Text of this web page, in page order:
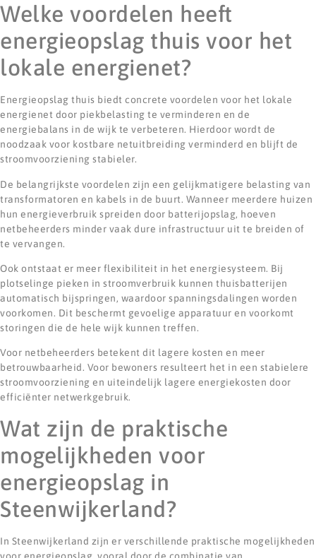
Welke voordelen heeft
energieopslag thuis voor het
lokale energienet?
Energieopslag thuis biedt concrete voordelen voor het lokale
energienet door piekbelasting te verminderen en de
energiebalans in de wijk te verbeteren. Hierdoor wordt de
noodzaak voor kostbare netuitbreiding verminderd en blijft de
stroomvoorziening stabieler.
De belangrijkste voordelen zijn een gelijkmatigere belasting van
transformatoren en kabels in de buurt. Wanneer meerdere huizen
hun energieverbruik spreiden door batterijopslag, hoeven
netbeheerders minder vaak dure infrastructuur uit te breiden of
te vervangen.
Ook ontstaat er meer flexibiliteit in het energiesysteem. Bij
plotselinge pieken in stroomverbruik kunnen thuisbatterijen
automatisch bijspringen, waardoor spanningsdalingen worden
voorkomen. Dit beschermt gevoelige apparatuur en voorkomt
storingen die de hele wijk kunnen treffen.
Voor netbeheerders betekent dit lagere kosten en meer
betrouwbaarheid. Voor bewoners resulteert het in een stabielere
stroomvoorziening en uiteindelijk lagere energiekosten door
efficiënter netwerkgebruik.
Wat zijn de praktische
mogelijkheden voor
energieopslag in
Steenwijkerland?
In Steenwijkerland zijn er verschillende praktische mogelijkheden
voor energieopslag, vooral door de combinatie van